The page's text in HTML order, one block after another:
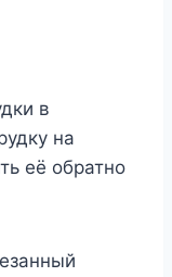
в
на
её обратно